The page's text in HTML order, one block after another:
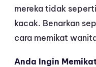
mereka tidak
kacak. Benarkan
cara memikat
Anda Ingin